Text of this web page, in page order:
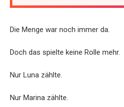
Die Menge war noch immer da.
Doch das spielte keine Rolle mehr.
Nur Luna zählte.
Nur Marina zählte.